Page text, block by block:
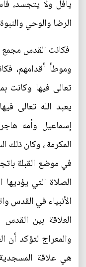
يأفل ولا يتجسد،
الرضا والوحي
فكانت القدس مجمع
وموطأ أقدامهم،
تعالى فيها وكانت
يعبد الله تعالى
إسماعيل وأمه
المكرمة ، وكان ذلك
في موضع القبلة
الصلاة التي
الأنبياء في القدس
العلاقة بين
والمعراج لتؤكد أن
هي علاقة